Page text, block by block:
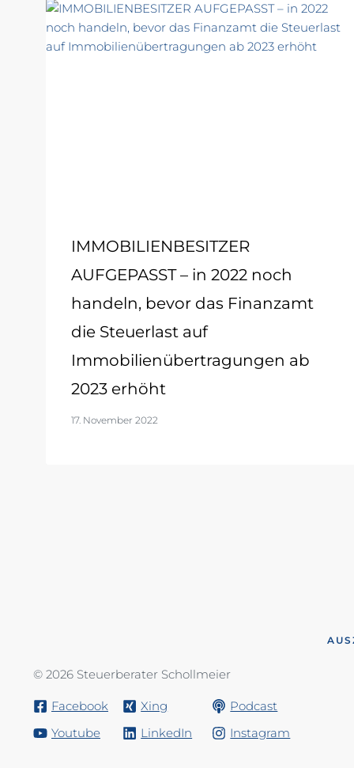
IMMOBILIENBESITZER
AUFGEPASST – in 2022 noch
handeln, bevor das Finanzamt
die Steuerlast auf
Immobilienübertragungen ab
2023 erhöht
17. November 2022
© 2026 Steuerberater Schollmeier
Facebook Xing
Podcast
Youtube
LinkedIn Instagram